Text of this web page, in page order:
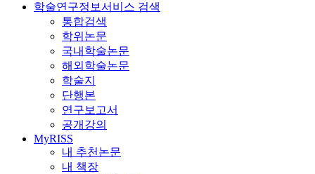
학술연구정보서비스 검색
통합검색
학위논문
국내학술논문
해외학술논문
학술지
단행본
연구보고서
공개강의
MyRISS
내 추천논문
내 책장